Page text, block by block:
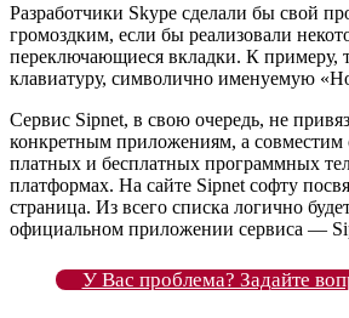
Разработчики Skype сделали бы свой
громоздким, если бы реализовали
переключающиеся вкладки. К примеру,
клавиатуру, символично именуемую
Сервис Sipnet, в свою очередь, не
конкретным приложениям, а совместим
платных и бесплатных программных
платформах. На сайте Sipnet софту
страница. Из всего списка логично
официальном приложении сервиса —
У Вас проблема? Задайте